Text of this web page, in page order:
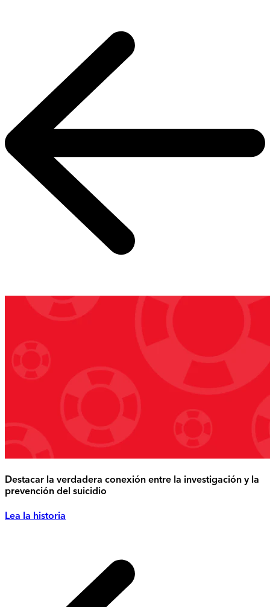
Destacar la verdadera conexión entre la investigación y la
prevención del suicidio
Lea la historia